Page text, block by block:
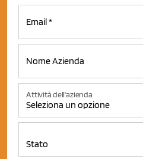
Attività dell'azienda